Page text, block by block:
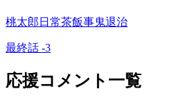
桃太郎日常茶飯事鬼退治
最終話 -3
応援コメント一覧